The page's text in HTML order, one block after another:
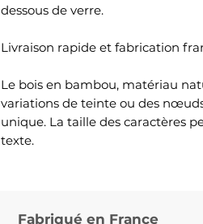
dessous de verre.
Livraison rapide et fabrication
Le bois en bambou, matériau
variations de teinte ou des
unique. La taille des caractères
texte.
Fabriqué en France